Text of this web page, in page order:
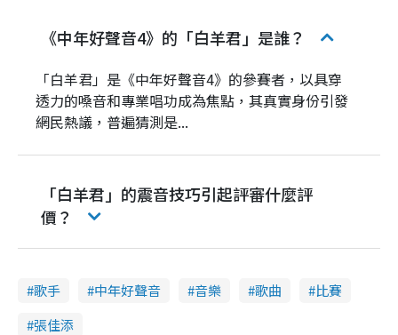
《中年好聲音4》的「白羊君」是誰？
「白羊君」是《中年好聲音4》的參賽者，以具穿
透力的嗓音和專業唱功成為焦點，其真實身份引發
網民熱議，普遍猜測是...
「白羊君」的震音技巧引起評審什麼評
價？
歌手 中年好聲音 音樂 歌曲
比賽
張佳添